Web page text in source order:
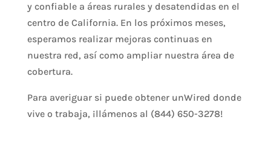
y confiable a áreas rurales y desatendidas en el
centro de California. En los próximos meses,
esperamos realizar mejoras continuas en
nuestra red, así como ampliar nuestra área de
cobertura.
Para averiguar si puede obtener unWired donde
vive o trabaja, ¡llámenos al (844) 650-3278!